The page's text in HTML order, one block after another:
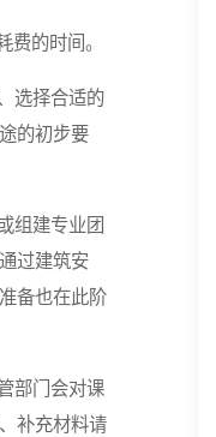
的时间。
选择合适的
的初步要
组建专业团
过建筑安
备也在此阶
部门会对课
补充材料请